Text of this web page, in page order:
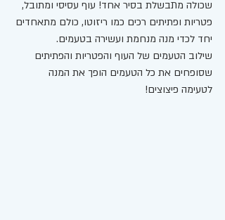
שכולה מתבשלת בסיר אחד! עוף עסיסי ומתובל,
פטריות ופתיתים רכים כמו ריזוטו, כולם מתאחדים
יחד לכדי מנה מנחמת ועשירה בטעמים.
שילוב הטעמים של העוף והפטריות והפתיתים
שסופחים את כל הטעמים הופך את המנה
לטעימה פיצוצים!